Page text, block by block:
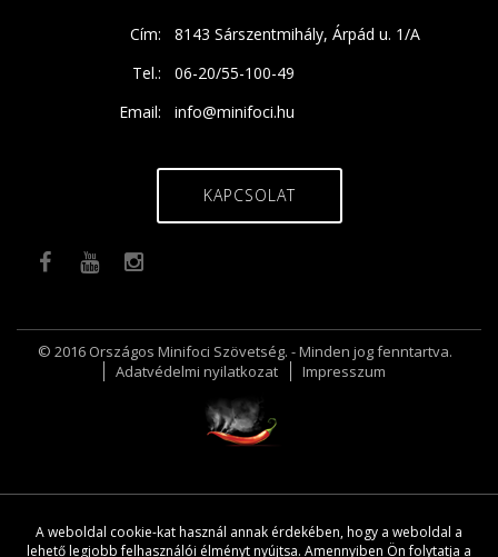
Cím:
8143 Sárszentmihály, Árpád u. 1/A
Tel.:
06-20/55-100-49
Email:
info@minifoci.hu
KAPCSOLAT
© 2016 Országos Minifoci Szövetség. - Minden jog fenntartva.
Adatvédelmi nyilatkozat
Impresszum
A weboldal cookie-kat használ annak érdekében, hogy a weboldal a
lehető legjobb felhasználói élményt nyújtsa. Amennyiben Ön folytatja a